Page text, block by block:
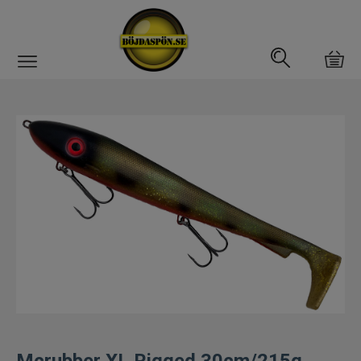
Abborrfemman
Interfiske